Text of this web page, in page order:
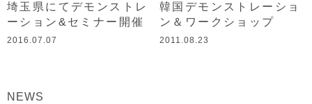
埼玉県にてデモンストレ
ーション&セミナー開催
2016.07.07
韓国デモンストレーショ
ン＆ワークショップ
2011.08.23
NEWS